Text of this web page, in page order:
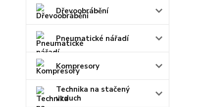
Dřevoobrábění
Pneumatické nářadí
Kompresory
Technika na stačený
vzduch